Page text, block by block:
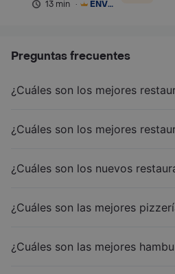
13 min · ENVÍO GRATIS
Preguntas frecuentes
¿Cuáles son los mejores
¿Cuáles son los mejores
¿Cuáles son los nuevos
¿Cuáles son las mejores
¿Cuáles son las mejores